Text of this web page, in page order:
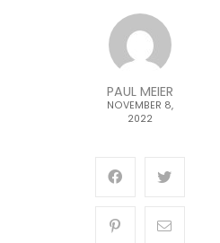
PAUL MEIER
NOVEMBER 8,
2022